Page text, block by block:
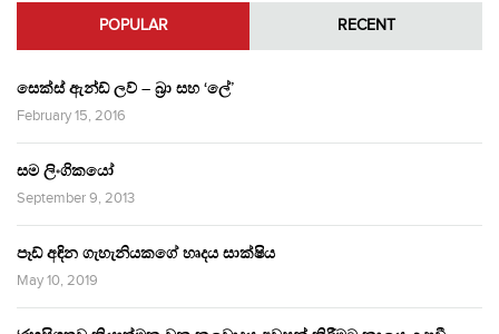
POPULAR RECENT
සෙක්ස් ඇන්ඩ් ලව් – බ්‍රා සහ ‘ලේ’
February 15, 2016
සම ලිංගිකයෝ
September 9, 2013
පෑඩ් අඳින ගැහැනියකගේ හෘදය සාක්ෂිය
May 10, 2019